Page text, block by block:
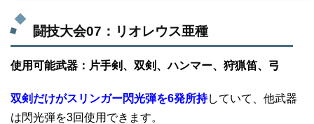
闘技大会07：リオレウス亜種
使用可能武器：片手剣、双剣、ハンマー、狩猟笛、弓
双剣だけがスリンガー閃光弾を6発所持していて、他武器
は閃光弾を3回使用できます。